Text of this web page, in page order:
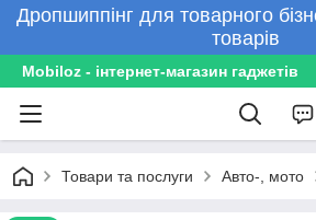
Дропшиппінг для товарного
товарів
Mobiloz - інтернет-магазин гаджетів
Товари та послуги Авто-, мото